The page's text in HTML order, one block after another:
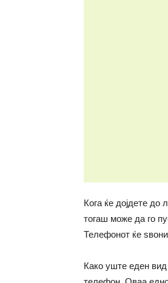
Кога ќе дојдете до
тогаш може да го
Телефонот ќе
Како уште еден